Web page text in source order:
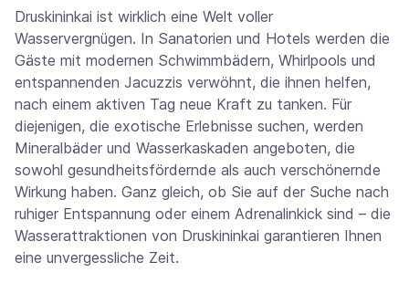
Druskininkai ist wirklich eine Welt voller
Wasservergnügen. In Sanatorien und Hotels werden die
Gäste mit modernen Schwimmbädern, Whirlpools und
entspannenden Jacuzzis verwöhnt, die ihnen helfen,
nach einem aktiven Tag neue Kraft zu tanken. Für
diejenigen, die exotische Erlebnisse suchen, werden
Mineralbäder und Wasserkaskaden angeboten, die
sowohl gesundheitsfördernde als auch verschönernde
Wirkung haben. Ganz gleich, ob Sie auf der Suche nach
ruhiger Entspannung oder einem Adrenalinkick sind – die
Wasserattraktionen von Druskininkai garantieren Ihnen
eine unvergessliche Zeit.